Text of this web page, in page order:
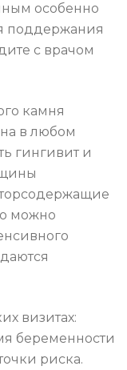
особенно
поддержания
с врачом
камня
в любом
гингивит и
можно
визитах:
беременности
риска.